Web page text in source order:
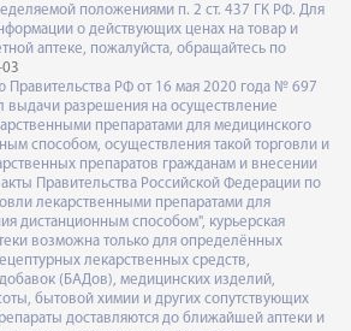
положениями п. 2 ст. 437 ГК РФ. Для
о действующих ценах на товар и
аптеке, пожалуйста, обращайтесь по
Правительства РФ от 16 мая 2020 года № 697
выдачи разрешения на осуществление
препаратами для медицинского
способом, осуществления такой торговли и
препаратов гражданам и внесении
Правительства Российской Федерации по
лекарственными препаратами для
дистанционным способом", курьерская
возможна только для определённых
лекарственных средств,
(БАДов), медицинских изделий,
бытовой химии и других сопутствующих
доставляются до ближайшей аптеки и